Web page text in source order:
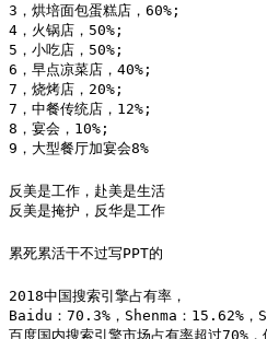
3，烘培面包蛋糕店，60%;
4，火锅店，50%;
5，小吃店，50%;
6，早点凉菜店，40%;
7，烧烤店，20%;
7，中餐传统店，12%;
8，宴会，10%;
9，大型餐厅加宴会8%
反美是工作，赴美是生活
反美是掩护，反华是工作
累死累活干不过写PPT的
2018中国搜索引擎占有率，
Baidu：70.3%，Shenma：15.62%
百度国内搜索引擎市场占有率超过70%